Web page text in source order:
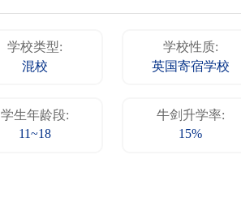
学校类型:
混校
学校性质:
英国寄宿学校
学生年龄段:
11~18
牛剑升学率:
15%